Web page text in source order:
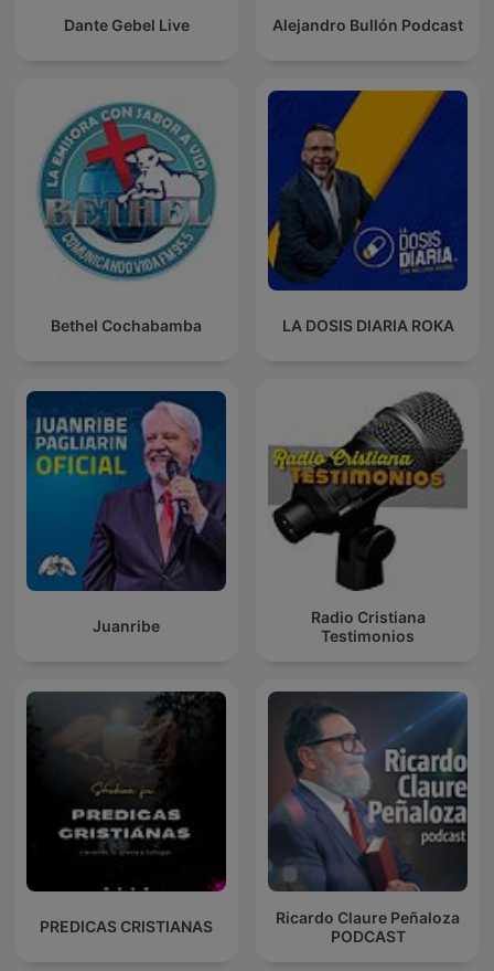
Dante Gebel Live Alejandro Bullón Podcast
Bethel Cochabamba LA DOSIS DIARIA ROKA
Juanribe
Radio Cristiana
Testimonios
PREDICAS CRISTIANAS
Ricardo Claure Peñaloza
PODCAST